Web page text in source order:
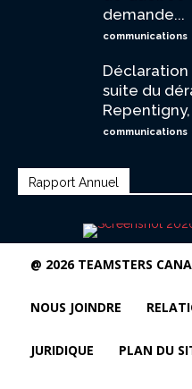
demande...
communications
Déclaration
suite du
Repentigny,
communications
Rapport Annuel
@ 2026 TEAMSTERS
NOUS JOINDRE
JURIDIQUE PLAN DU